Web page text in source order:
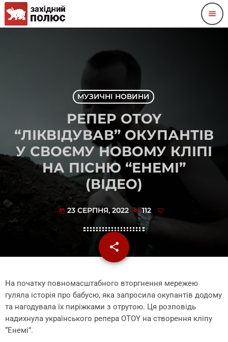
menu
МУЗИЧНІ НОВИНИ
РЕПЕР OTOY
“ЛІКВІДУВАВ” ОКУПАНТІВ
У СВОЄМУ НОВОМУ КЛІПІ
НА ПІСНЮ “ЕНЕМІ”
(ВІДЕО)
today 23 СЕРПНЯ, 2022 112
share
email
На початку повномасштабного вторгнення мережею
гуляла історія про бабусю, яка запросила окупантів додому
та нагодувала їх пиріжками з отрутою. Ця розповідь
надихнула українського репера OTOY на створення кліпу
“Енемі”.